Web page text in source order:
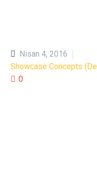
Nisan 4, 2016
Showcase Concepts
0